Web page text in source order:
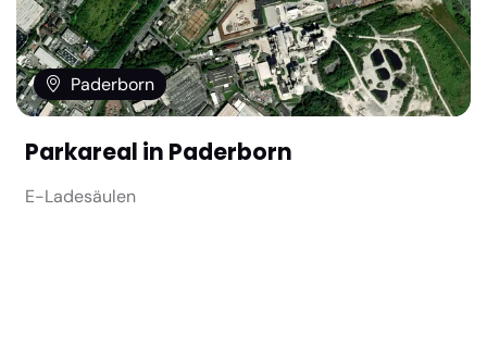
Paderborn
Parkareal in Paderborn
E-Ladesäulen